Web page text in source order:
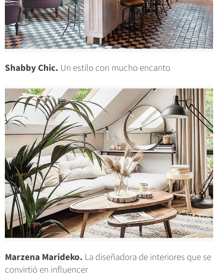
Shabby Chic. Un estilo con mucho encanto
Marzena Marideko. La diseñadora de interiores que se
convirtió en influencer